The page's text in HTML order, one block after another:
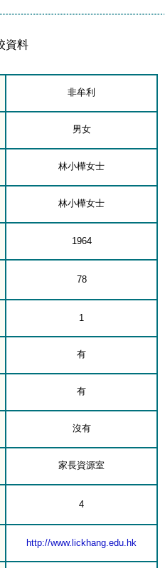
資料
非牟利
男女
林小樺女士
林小樺女士
1964
78
1
有
有
沒有
家長資源室
4
http://www.lickhang.edu.hk